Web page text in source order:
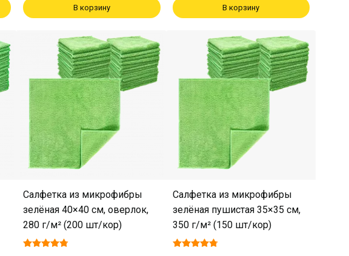
В корзину В корзину
Салфетка из микрофибры
зелёная 40×40 см, оверлок,
280 г/м² (200 шт/кор)
Салфетка из микрофибры
зелёная пушистая 35×35 см,
350 г/м² (150 шт/кор)